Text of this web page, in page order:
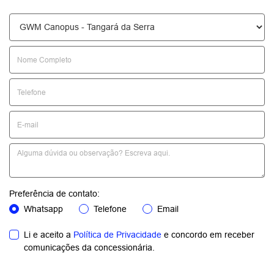
Preferência de contato:
Whatsapp
Telefone Email
Li e aceito a Política de Privacidade e concordo em receber
comunicações da concessionária.